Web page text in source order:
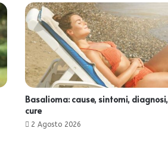
Basalioma: cause, sintomi, diagnosi,
cure
2 Agosto 2026